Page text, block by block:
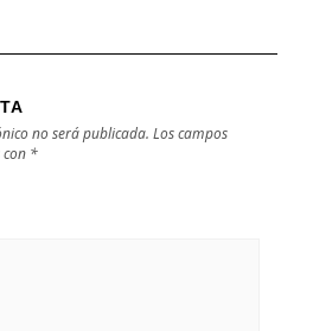
no será publicada. Los campos
*